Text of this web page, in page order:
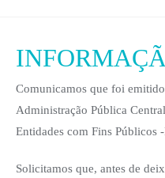
Comunicamos que foi
Administração Pública
Entidades com Fins Públicos
Solicitamos que, antes de